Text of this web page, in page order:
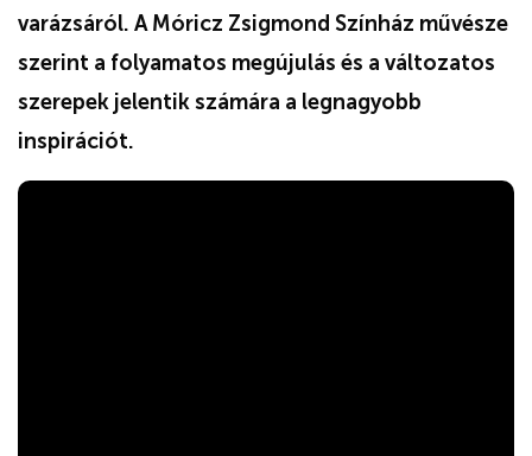
varázsáról. A Móricz Zsigmond Színház művésze
szerint a folyamatos megújulás és a változatos
szerepek jelentik számára a legnagyobb
inspirációt.